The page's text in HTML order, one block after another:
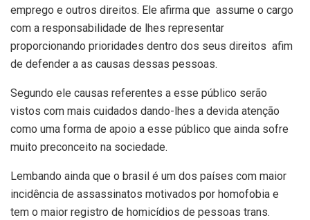
emprego e outros direitos. Ele afirma que assume o cargo
com a responsabilidade de lhes representar
proporcionando prioridades dentro dos seus direitos afim
de defender a as causas dessas pessoas.
Segundo ele causas referentes a esse público serão
vistos com mais cuidados dando-lhes a devida atenção
como uma forma de apoio a esse público que ainda sofre
muito preconceito na sociedade.
Lembando ainda que o brasil é um dos países com maior
incidência de assassinatos motivados por homofobia e
tem o maior registro de homicídios de pessoas trans.